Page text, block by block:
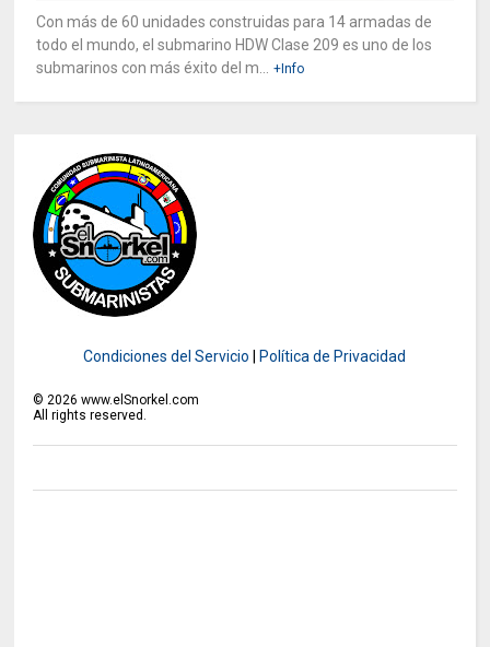
Con más de 60 unidades construidas para 14 armadas de
todo el mundo, el submarino HDW Clase 209 es uno de los
submarinos con más éxito del m...
+Info
Condiciones del Servicio Política de Privacidad
© 2026 www.elSnorkel.com
All rights reserved.